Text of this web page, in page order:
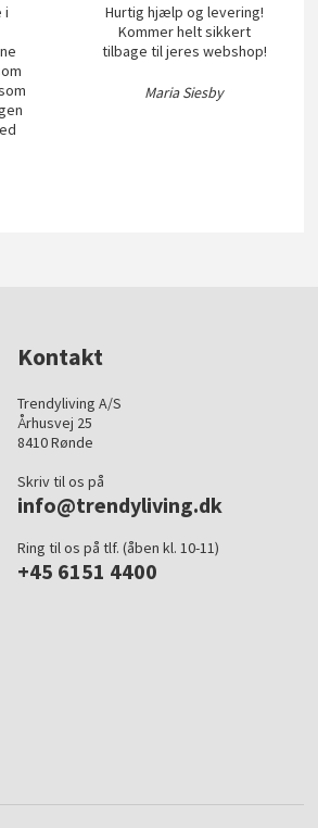
i
Hurtig hjælp og levering!
Kommer helt sikkert
tilbage til jeres webshop!
Maria Siesby
Kontakt
Trendyliving A/S
Århusvej 25
8410 Rønde
Skriv til os på
info@trendyliving.dk
Ring til os på tlf. (åben kl. 10-11)
+45 6151 4400